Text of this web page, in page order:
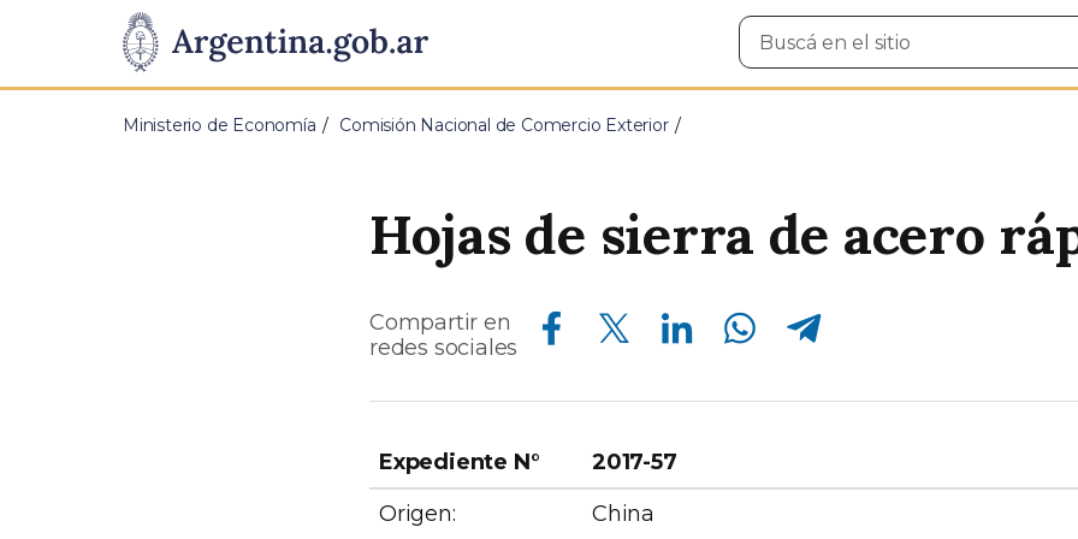
Presidencia
de
Pasar al contenido principal
Buscar
en
Ministerio de Economía Comisión Nacional de Comercio Exterior
Hojas de sierra de acero
Compartir en
redes sociales
Compartir en Facebook Compartir en Twitter Compartir en Linkedin Compartir en Whatsapp Compartir en Telegram
Expediente N°
2017-57
Origen:
China